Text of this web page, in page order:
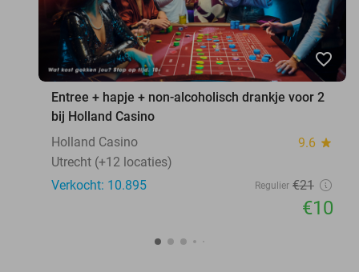
favorite_border
Entree + hapje + non-alcoholisch drankje voor 2
bij Holland Casino
Holland Casino
9.6 star
Utrecht (+12 locaties)
Verkocht: 10.895
Regulier €21
€10